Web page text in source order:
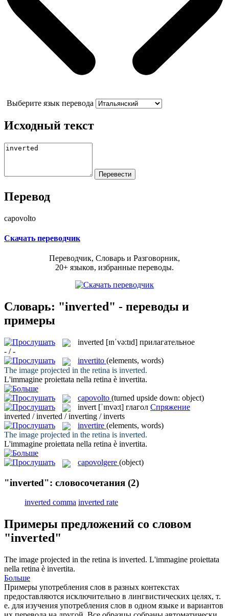
Выберите язык перевода
Исходный текст
Перевод
capovolto
Скачать переводчик
Переводчик, Словарь и Разговорник,
20+ языков, избранные переводы.
Словарь: "inverted" - переводы и
примеры
inverted [ɪnˈvə:tɪd] прилагательное
- / -
invertito (elements, words)
The image projected in the retina is inverted.
L'immagine proiettata nella retina è invertita.
capovolto (turned upside down: object)
invert [ˈɪnvə:t] глагол Спряжение
inverted / inverted / inverting / inverts
invertire (elements, words)
The image projected in the retina is inverted.
L'immagine proiettata nella retina è invertita.
capovolgere (object)
"inverted": словосочетания (2)
inverted comma inverted rate
Примеры предложений со словом
"inverted"
The image projected in the retina is inverted. L'immagine proiettata
nella retina è invertita.
Больше
Примеры употребления слов в разных контекстах
предоставляются исключительно в лингвистических целях, т.
е. для изучения употребления слов в одном языке и вариантов